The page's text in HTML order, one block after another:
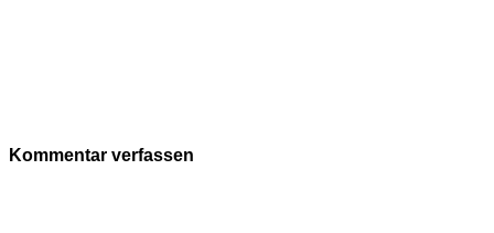
Kommentar verfassen